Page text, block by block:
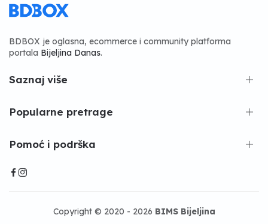
BDBOX je oglasna, ecommerce i community platforma
portala Bijeljina Danas.
Saznaj više
Popularne pretrage
Pomoć i podrška
Copyright © 2020 - 2026 BIMS Bijeljina